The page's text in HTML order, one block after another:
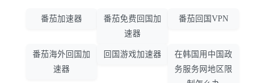
番茄加速器
番茄免费回国加
速器
番茄回国VPN
番茄海外回国加
速器
回国游戏加速器
在韩国用中国政
务服务网地区限